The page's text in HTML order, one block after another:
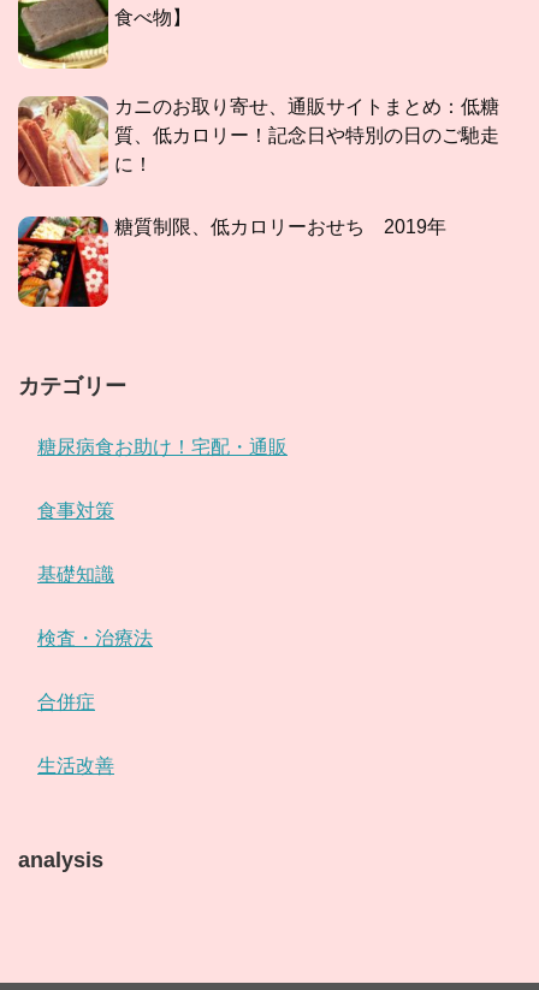
食べ物】
カニのお取り寄せ、通販サイトまとめ：低糖
質、低カロリー！記念日や特別の日のご馳走
に！
糖質制限、低カロリーおせち 2019年
カテゴリー
糖尿病食お助け！宅配・通販
食事対策
基礎知識
検査・治療法
合併症
生活改善
analysis